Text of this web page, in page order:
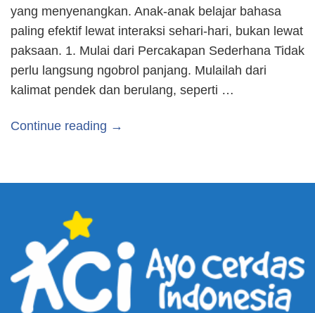
yang menyenangkan. Anak-anak belajar bahasa
paling efektif lewat interaksi sehari-hari, bukan lewat
paksaan. 1. Mulai dari Percakapan Sederhana Tidak
perlu langsung ngobrol panjang. Mulailah dari
kalimat pendek dan berulang, seperti …
Continue reading →